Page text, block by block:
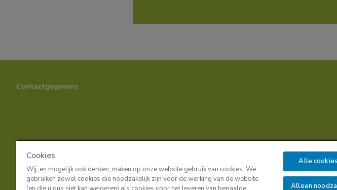
Contactgegevens
Cookies
Wij, en mogelijk ook derden, maken op onze website gebruik van cookies. We
gebruiken zowel cookies die noodzakelijk zijn voor de werking van de website
Alle
Alleen